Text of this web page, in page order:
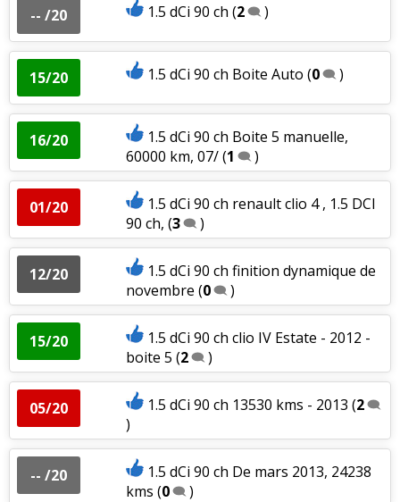
-- /20 1.5 dCi 90 ch (2 )
15/20 1.5 dCi 90 ch Boite Auto (0 )
16/20
1.5 dCi 90 ch Boite 5 manuelle,
60000 km, 07/(1 )
01/20
1.5 dCi 90 ch renault clio 4 , 1.5 DCI
90 ch, (3 )
12/20
1.5 dCi 90 ch finition dynamique de
novembre (0 )
15/20
1.5 dCi 90 ch clio IV Estate - 2012 -
boite 5 (2 )
05/20 1.5 dCi 90 ch 13530 kms - 2013 (2
)
-- /20
1.5 dCi 90 ch De mars 2013, 24238
kms (0 )